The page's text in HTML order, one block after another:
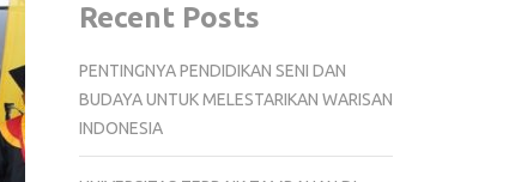
Recent Posts
PENTINGNYA PENDIDIKAN SENI DAN
BUDAYA UNTUK MELESTARIKAN WARISAN
INDONESIA